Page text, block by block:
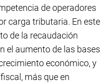
de operadores
carga tributaria. En este
de la recaudación
el aumento de las bases
económico, y
más que en